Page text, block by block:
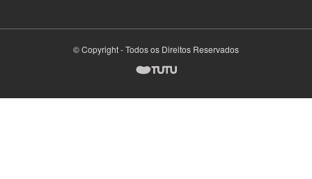
© Copyright - Todos os Direitos Reservados